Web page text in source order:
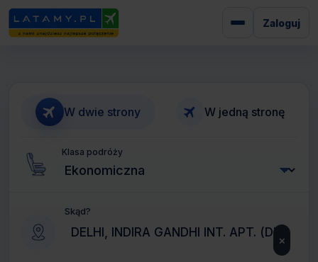
Zaloguj
W dwie strony W jedną stronę
Klasa podróży
Skąd?
×